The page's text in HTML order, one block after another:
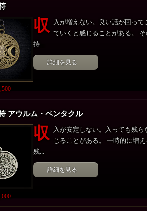
収
入が増えない。良い話が回っ
ていくと感じることがある。
持...
詳細を見る
アウルム・ペンタクル
収
入が安定しない。入っても残
じることがある。 一時的に増
残...
詳細を見る